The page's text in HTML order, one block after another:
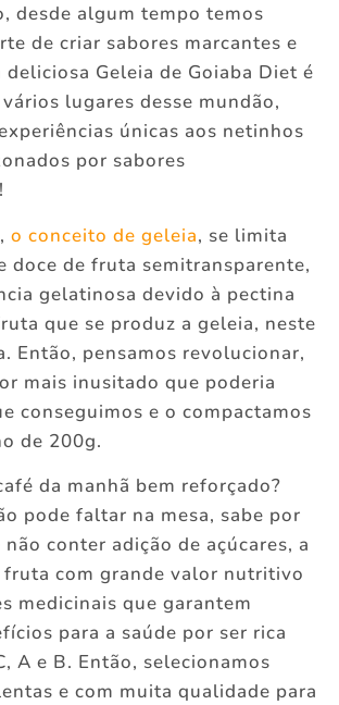
desde algum tempo temos
de criar sabores marcantes e
Geleia de Goiaba Diet é
lugares desse mundão,
únicas aos netinhos
por sabores
o conceito de geleia, se limita
doce de fruta semitransparente,
gelatinosa devido à pectina
que se produz a geleia, neste
Então, pensamos revolucionar,
mais inusitado que poderia
conseguimos e o compactamos
de 200g.
da manhã bem reforçado?
pode faltar na mesa, sabe por
conter adição de açúcares, a
fruta com grande valor nutritivo
medicinais que garantem
para a saúde por ser rica
A e B. Então, selecionamos
e com muita qualidade para